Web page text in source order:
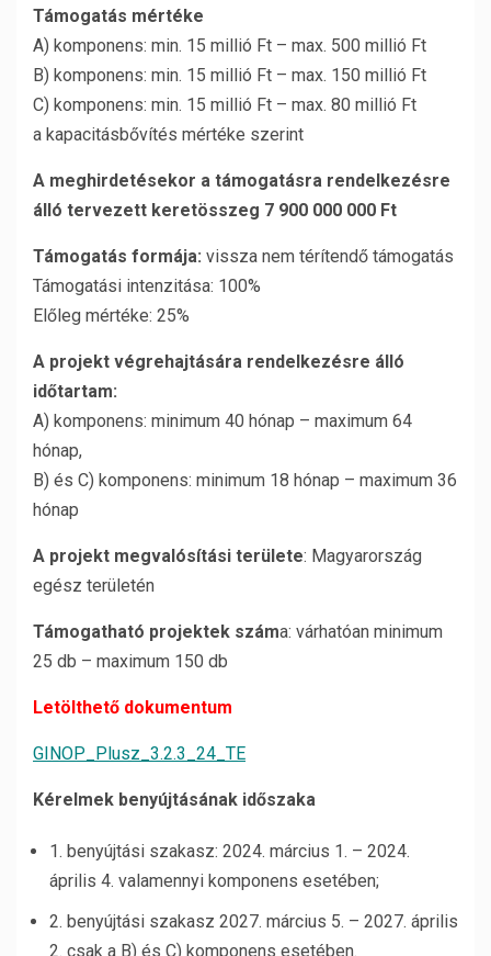
Támogatás mértéke
A) komponens: min. 15 millió Ft – max. 500 millió Ft
B) komponens: min. 15 millió Ft – max. 150 millió Ft
C) komponens: min. 15 millió Ft – max. 80 millió Ft
a kapacitásbővítés mértéke szerint
A meghirdetésekor a támogatásra rendelkezésre
álló tervezett keretösszeg 7 900 000 000 Ft
Támogatás formája: vissza nem térítendő támogatás
Támogatási intenzitása: 100%
Előleg mértéke: 25%
A projekt végrehajtására rendelkezésre álló
időtartam:
A) komponens: minimum 40 hónap – maximum 64
hónap,
B) és C) komponens: minimum 18 hónap – maximum 36
hónap
A projekt megvalósítási területe: Magyarország
egész területén
Támogatható projektek száma: várhatóan minimum
25 db – maximum 150 db
Letölthető dokumentum
GINOP_Plusz_3.2.3_24_TE
Kérelmek benyújtásának időszaka
1. benyújtási szakasz: 2024. március 1. – 2024.
április 4. valamennyi komponens esetében;
2. benyújtási szakasz 2027. március 5. – 2027. április
2. csak a B) és C) komponens esetében.